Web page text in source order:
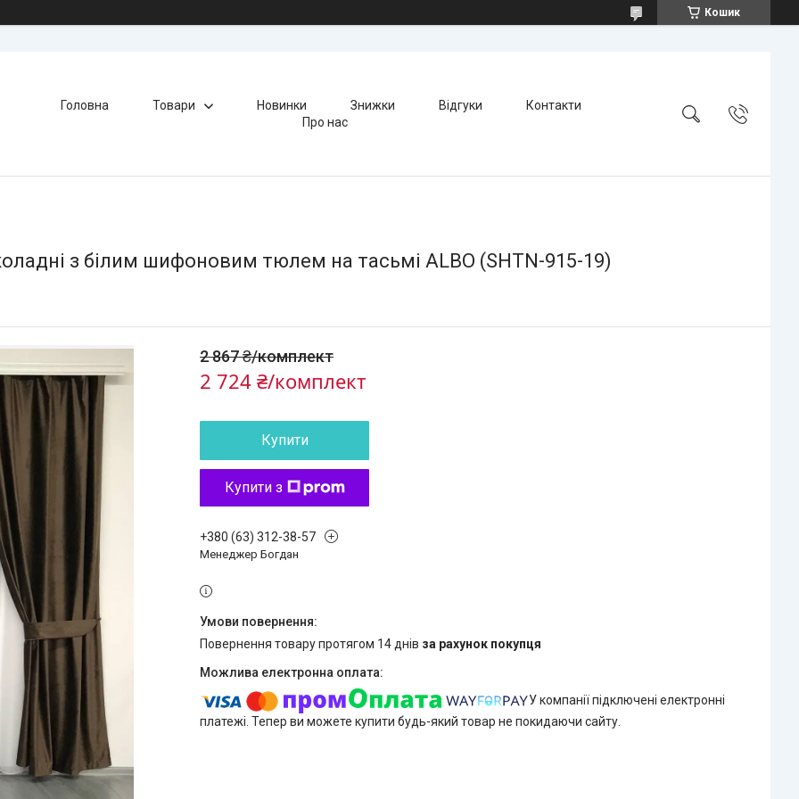
Кошик
Головна Товари Новинки Знижки Відгуки
Контакти
Про нас
з білим шифоновим тюлем на тасьмі ALBO (SHTN-915-19)
2 867 ₴/комплект
2 724 ₴/комплект
Купити
Купити з
+380 (63) 312-38-57
Менеджер Богдан
повернення товару протягом 14 днів за рахунок покупця
У компанії підключені електронні
платежі. Тепер ви можете купити будь-який товар не покидаючи сайту.